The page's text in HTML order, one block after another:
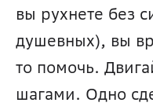
вы рухнете без
душевных), вы
то помочь.
шагами. Одно